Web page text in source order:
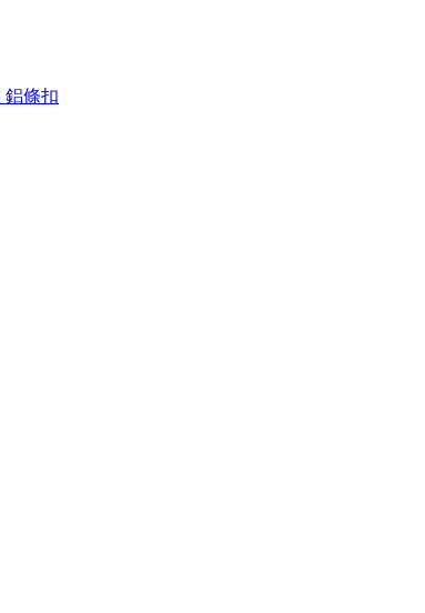
鋁條扣